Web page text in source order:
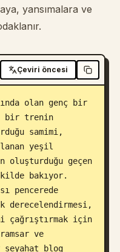
yansımalara ve
Çeviri öncesi
olan genç bir
bir trenin
samimi,
yeşil
geçen
bakıyor.
pencerede
derecelendirmesi,
çağrıştırmak için
ve
blog